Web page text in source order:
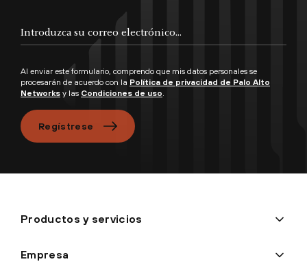
Al enviar este formulario, comprendo que mis datos personales se
procesarán de acuerdo con la Política de privacidad de Palo Alto
Networks y las Condiciones de uso.
Regístrese
Productos y servicios
Empresa